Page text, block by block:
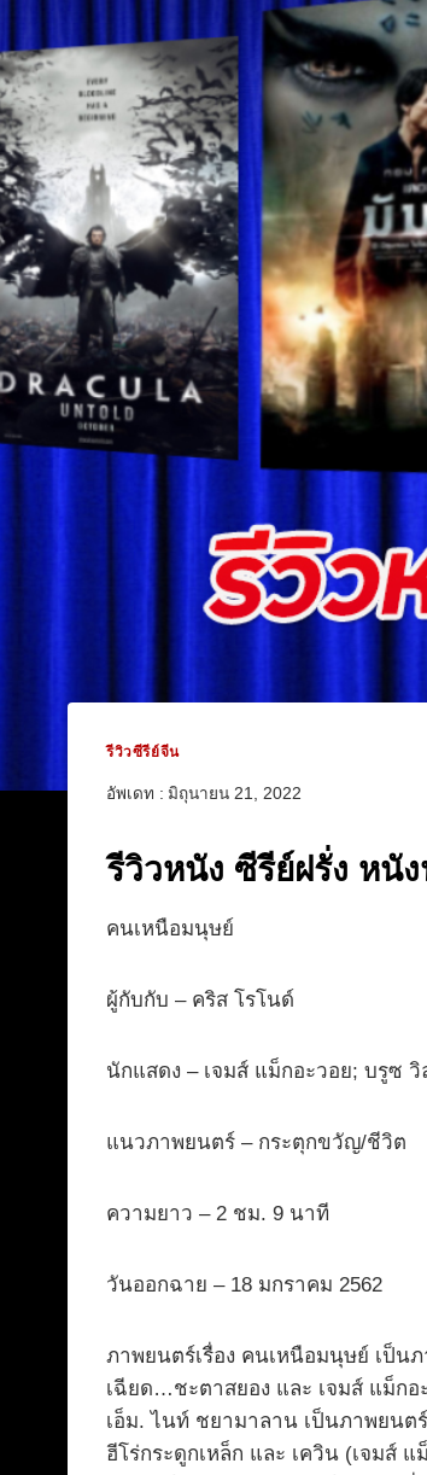
รีวิวซีรีย์จีน
อัพเดท : มิถุนายน 21, 2022
รีวิวหนัง ซีรีย์ฝรั่ง หนั
คนเหนือมนุษย์
ผู้กับกับ – คริส โรโนด์
นักแสดง – เจมส์ แม็กอะวอย; บรูซ
แนวภาพยนตร์ – กระตุกขวัญ/ชีวิต
ความยาว – 2 ชม. 9 นาที
วันออกฉาย – 18 มกราคม 2562
ภาพยนตร์เรื่อง คนเหนือมนุษย์ เป็น
เฉียด…ชะตาสยอง และ เจมส์ แม็ก
เอ็ม. ไนท์ ชยามาลาน เป็นภาพยนต
ฮีโร่กระดูกเหล็ก และ เควิน (เจมส์